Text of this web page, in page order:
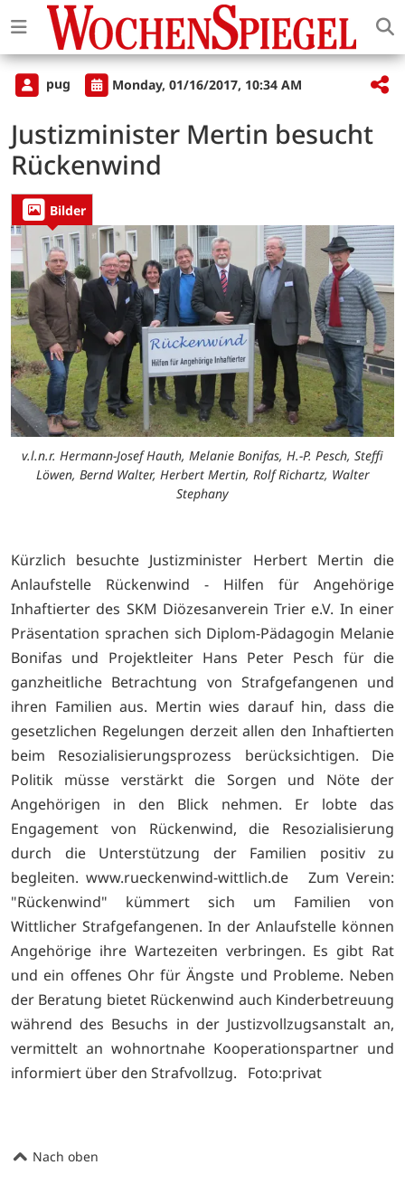
pug Monday, 01/16/2017, 10:34 AM
Justizminister Mertin besucht
Rückenwind
Bilder
v.l.n.r. Hermann-Josef Hauth, Melanie Bonifas, H.-P. Pesch, Steffi
Löwen, Bernd Walter, Herbert Mertin, Rolf Richartz, Walter
Stephany
Kürzlich besuchte Justizminister Herbert Mertin die
Anlaufstelle Rückenwind - Hilfen für Angehörige
Inhaftierter des SKM Diözesanverein Trier e.V. In einer
Präsentation sprachen sich Diplom-Pädagogin Melanie
Bonifas und Projektleiter Hans Peter Pesch für die
ganzheitliche Betrachtung von Strafgefangenen und
ihren Familien aus. Mertin wies darauf hin, dass die
gesetzlichen Regelungen derzeit allen den Inhaftierten
beim Resozialisierungsprozess berücksichtigen. Die
Politik müsse verstärkt die Sorgen und Nöte der
Angehörigen in den Blick nehmen. Er lobte das
Engagement von Rückenwind, die Resozialisierung
durch die Unterstützung der Familien positiv zu
begleiten. www.rueckenwind-wittlich.de Zum Verein:
"Rückenwind" kümmert sich um Familien von
Wittlicher Strafgefangenen. In der Anlaufstelle können
Angehörige ihre Wartezeiten verbringen. Es gibt Rat
und ein offenes Ohr für Ängste und Probleme. Neben
der Beratung bietet Rückenwind auch Kinderbetreuung
während des Besuchs in der Justizvollzugsanstalt an,
vermittelt an wohnortnahe Kooperationspartner und
informiert über den Strafvollzug. Foto:privat
Nach oben